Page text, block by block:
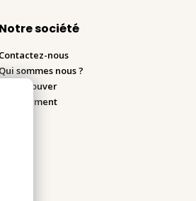
Notre société
Contactez-nous
Qui sommes nous ?
Nous trouver
Recrutement